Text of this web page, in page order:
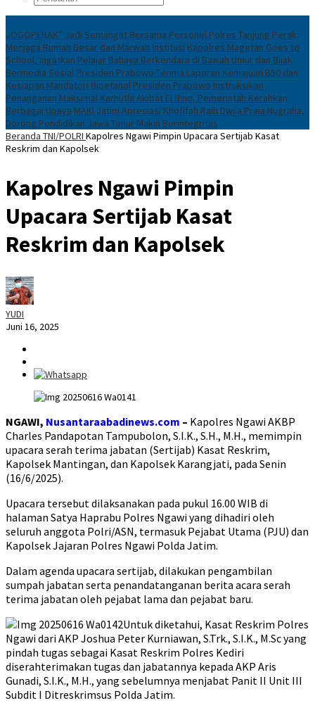
JOGOPERAK” Jadi Semangat Bersama Personel Polres Tanjung Perak:
Menjaga Rumah Besar dan Marwah Institusi Kapolres Magetan Goes to
School, Ingatkan Pelajar Bahaya Berkendara di Bawah Umur dan Bijak
Bermedia Sosial Presiden Prabowo Terima Laporan Kemajuan B50 dan
Kesiapan Mandatori Bioetanol Presiden Prabowo Instruksikan
Penanganan Maksimal Karhutla Akibat El Nino, Pemerintah Kerahkan
Berbagai Upaya MAKI Jatim Apresiasi Khofifah Raih Dwija Praja Nugraha,
Dorong Pendidikan Jawa Timur Makin Berintegritas
Beranda TNI/POLRI Kapolres Ngawi Pimpin Upacara Sertijab Kasat
Reskrim dan Kapolsek
Kapolres Ngawi Pimpin
Upacara Sertijab Kasat
Reskrim dan Kapolsek
YUDI
Juni 16, 2025
NGAWI, Nusantaraabadinews.com – Kapolres Ngawi AKBP
Charles Pandapotan Tampubolon, S.I.K., S.H., M.H., memimpin
upacara serah terima jabatan (Sertijab) Kasat Reskrim,
Kapolsek Mantingan, dan Kapolsek Karangjati, pada Senin
(16/6/2025).
Upacara tersebut dilaksanakan pada pukul 16.00 WIB di
halaman Satya Haprabu Polres Ngawi yang dihadiri oleh
seluruh anggota Polri/ASN, termasuk Pejabat Utama (PJU) dan
Kapolsek Jajaran Polres Ngawi Polda Jatim.
Dalam agenda upacara sertijab, dilakukan pengambilan
sumpah jabatan serta penandatanganan berita acara serah
terima jabatan oleh pejabat lama dan pejabat baru.
Untuk diketahui, Kasat Reskrim Polres
Ngawi dari AKP Joshua Peter Kurniawan, S.Trk., S.I.K., M.Sc yang
pindah tugas sebagai Kasat Reskrim Polres Kediri
diserahterimakan tugas dan jabatannya kepada AKP Aris
Gunadi, S.I.K., M.H., yang sebelumnya menjabat Panit II Unit III
Subdit I Ditreskrimsus Polda Jatim.